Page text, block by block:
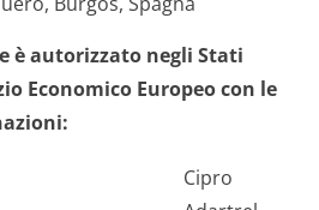
è autorizzato negli Stati
Economico Europeo con le
Cipro